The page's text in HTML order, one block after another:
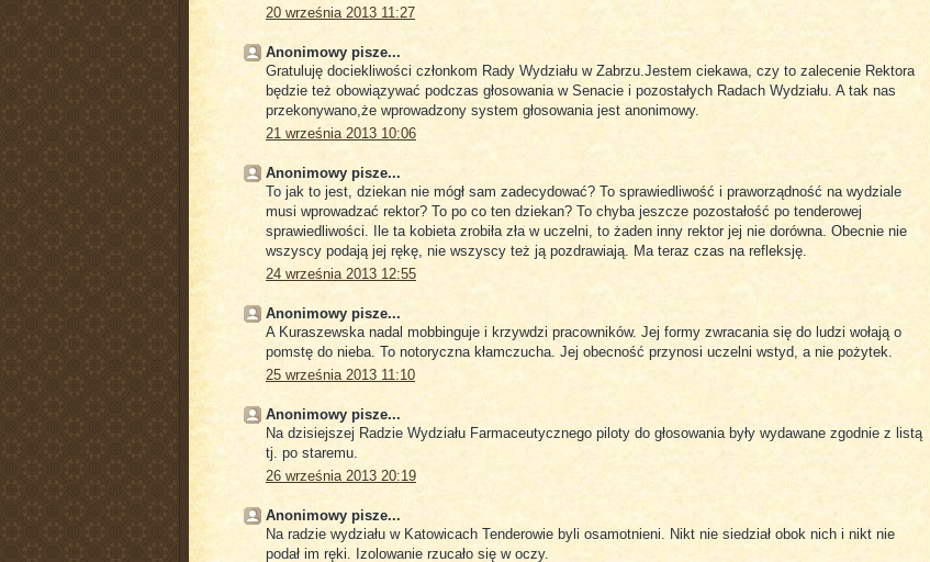
20 września 2013 11:27
Anonimowy pisze...
Gratuluję dociekliwości członkom Rady Wydziału w Zabrzu.Jestem ciekawa, czy to zalecenie Rektora
będzie też obowiązywać podczas głosowania w Senacie i pozostałych Radach Wydziału. A tak nas
przekonywano,że wprowadzony system głosowania jest anonimowy.
21 września 2013 10:06
Anonimowy pisze...
To jak to jest, dziekan nie mógł sam zadecydować? To sprawiedliwość i praworządność na wydziale
musi wprowadzać rektor? To po co ten dziekan? To chyba jeszcze pozostałość po tenderowej
sprawiedliwości. Ile ta kobieta zrobiła zła w uczelni, to żaden inny rektor jej nie dorówna. Obecnie nie
wszyscy podają jej rękę, nie wszyscy też ją pozdrawiają. Ma teraz czas na refleksję.
24 września 2013 12:55
Anonimowy pisze...
A Kuraszewska nadal mobbinguje i krzywdzi pracowników. Jej formy zwracania się do ludzi wołają o
pomstę do nieba. To notoryczna kłamczucha. Jej obecność przynosi uczelni wstyd, a nie pożytek.
25 września 2013 11:10
Anonimowy pisze...
Na dzisiejszej Radzie Wydziału Farmaceutycznego piloty do głosowania były wydawane zgodnie z listą
tj. po staremu.
26 września 2013 20:19
Anonimowy pisze...
Na radzie wydziału w Katowicach Tenderowie byli osamotnieni. Nikt nie siedział obok nich i nikt nie
podał im ręki. Izolowanie rzucało się w oczy.